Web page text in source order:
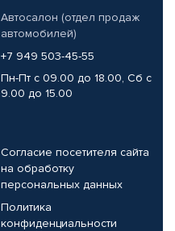
Автосалон (отдел продаж
автомобилей)
+7 949 503-45-55
Пн-Пт с 09.00 до 18.00, Сб с
9.00 до 15.00
Согласие посетителя сайта
на обработку
персональных данных
Политика
конфиденциальности